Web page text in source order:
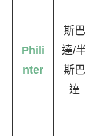
Phili
nter
斯巴
達/
斯巴
達